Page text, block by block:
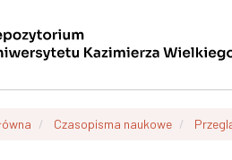
Czasopisma naukowe